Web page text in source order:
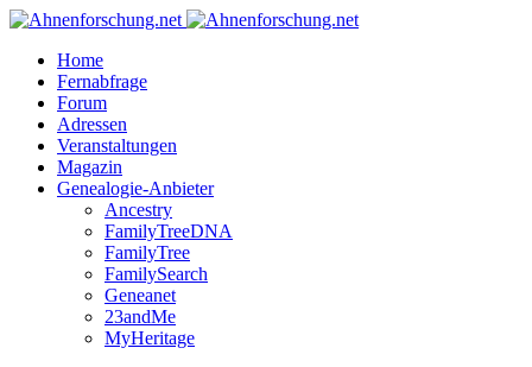
Home
Fernabfrage
Forum
Adressen
Veranstaltungen
Magazin
Genealogie-Anbieter
Ancestry
FamilyTreeDNA
FamilyTree
FamilySearch
Geneanet
23andMe
MyHeritage